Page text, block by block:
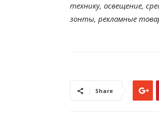
технику, освещение,
зонты, рекламные
Share